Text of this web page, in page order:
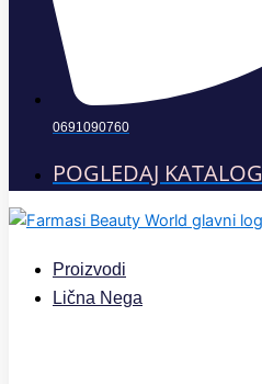
0691090760
POGLEDAJ KATALOG
Proizvodi
Lična Nega